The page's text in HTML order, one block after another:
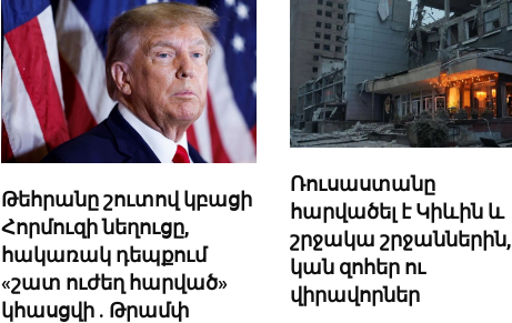
Թեհրանը շուտով կբացի
Հորմուզի նեղուցը,
հակառակ դեպքում
«շատ ուժեղ հարված»
կհասցվի . Թրամփ
Ռուսաստանը
հարվածել է Կիևին և
շրջակա շրջաններին,
կան զոհեր ու
վիրավորներ